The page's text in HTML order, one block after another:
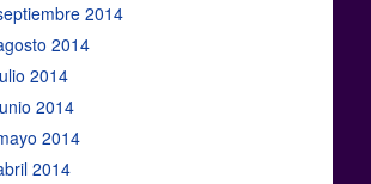
2014
2014
2014
2014
2014
2014